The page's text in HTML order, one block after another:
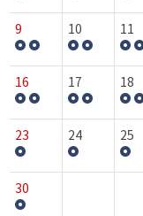
9 10 11
16 17 18
23 24 25
30